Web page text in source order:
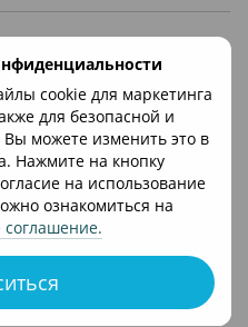
cookie для маркетинга
для безопасной и
можете изменить это в
Нажмите на кнопку
на использование
ознакомиться на
соглашение.
на ручки резиновые,
длина 82см, высота
от USB, работает
от режима, свет обод 7
регулируется
через Bluetooth,
телефона, так и с панели
мелодия).
Оплата